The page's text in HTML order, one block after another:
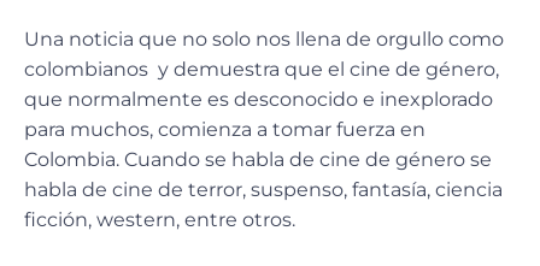
Una noticia que no solo nos llena de orgullo como
colombianos y demuestra que el cine de género,
que normalmente es desconocido e inexplorado
para muchos, comienza a tomar fuerza en
Colombia. Cuando se habla de cine de género se
habla de cine de terror, suspenso, fantasía, ciencia
ficción, western, entre otros.